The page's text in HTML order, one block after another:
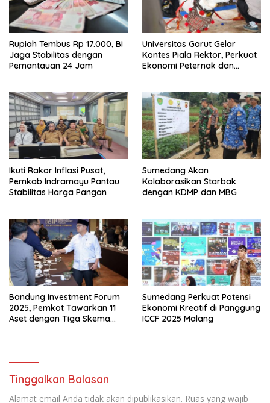
Rupiah Tembus Rp 17.000, BI
Jaga Stabilitas dengan
Pemantauan 24 Jam
Universitas Garut Gelar
Kontes Piala Rektor, Perkuat
Ekonomi Peternak dan
Ikuti Rakor Inflasi Pusat,
Pemkab Indramayu Pantau
Stabilitas Harga Pangan
Sumedang Akan
Kolaborasikan Starbak
dengan KDMP dan MBG
Bandung Investment Forum
2025, Pemkot Tawarkan 11
Aset dengan Tiga Skema
Sumedang Perkuat Potensi
Ekonomi Kreatif di Panggung
ICCF 2025 Malang
Tinggalkan Balasan
Alamat email Anda tidak akan dipublikasikan. Ruas yang wajib